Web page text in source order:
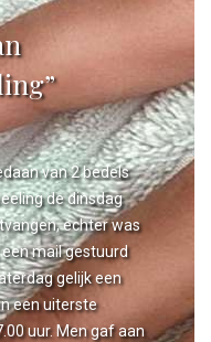
van 2 bedels
de dinsdag
echter was
mail gestuurd
gelijk een
een uiterste
uur. Men gaf aan